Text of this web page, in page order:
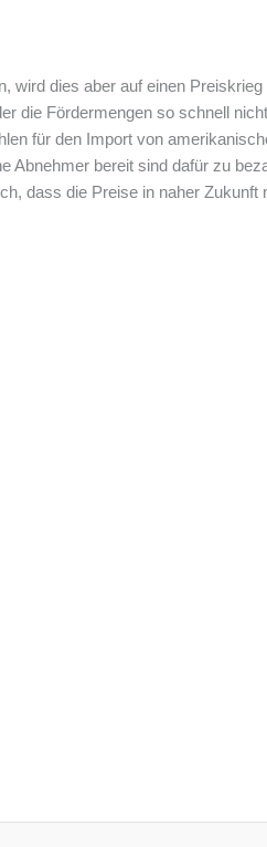
wird dies aber auf einen
die Fördermengen so schnell
für den Import von
bereit sind dafür zu
dass die Preise in naher Zukunft